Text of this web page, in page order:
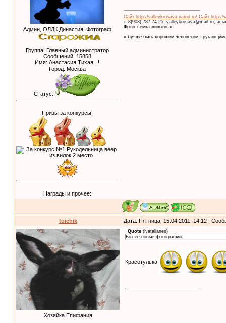
Админ, ОЛДК Династия, Фотограф
Группа: Главный администратор
Сообщений: 15858
Имя: Анастасия Тихая...!
Город: Москва
Статус:
Призы за конкурсы:
Награды и прочее:
Сайт http://valleykrosava.narod.ru/ Сайт http://
т. 8(903) 787-74-25, valleykrosava@mail.ru,
Фотосъёмка животных.
« Лучше быть хорошим человеком,"
toichik Дата: Пятница, 15.04.2011, 14:12 |
Хозяйка Епифания
Quote (Natalianes)
Вот ее новые фотографии.
Красотулька